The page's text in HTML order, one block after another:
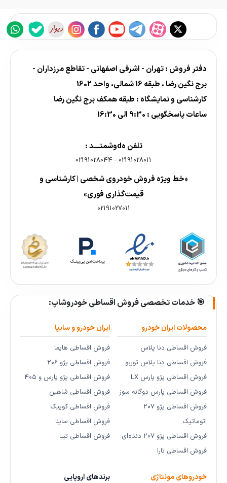
دفتر فروش : تهران - اشرفی اصفهانی - تقاطع مرزداران -
برج نگین رضا ، طبقه 16 شمالی، واحد 1602
کارشناسی و نمایشگاه : طبقه همکف برج نگین رضا
ساعات پاسخگویی : 9:30 الی 16:30
تلفن هdوشمنــــد :
02191028011
-
02191028044
«خط ویژه فروش خودروی شخصی | کارشناسی و
قیمت‌گذاری فوری»
02191027011
🎯 خدمات تخصصی فروش اقساطی خودروشاپ:
محصولات ایران خودرو
فروش اقساطی دنا پلاس
فروش اقساطی دنا پلاس توربو
فروش اقساطی پژو پارس LX
فروش اقساطی پارس دوگانه سوز
فروش اقساطی پژو ۲۰۷
اتوماتیک
فروش اقساطی پژو ۲۰۷ دنده‌ای
فروش اقساطی تارا
ایران خودرو و سایپا
فروش اقساطی هایما
فروش اقساطی پژو ۲۰۶
فروش اقساطی پژو پارس و ۴۰۵
فروش اقساطی شاهین
فروش اقساطی کوییک
فروش اقساطی ساینا
فروش اقساطی تیبا
خودروهای مونتاژی برندهای اروپایی